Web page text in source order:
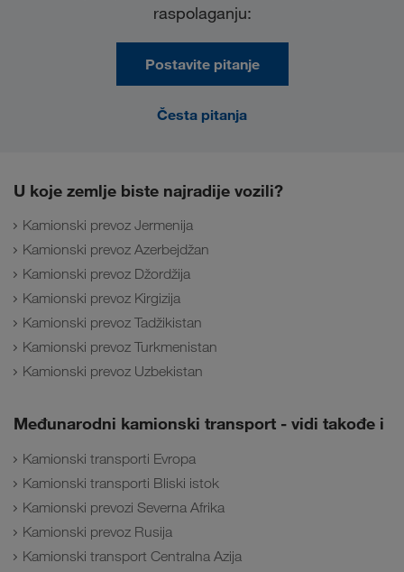
raspolaganju:
Postavite pitanje
Česta pitanja
U koje zemlje biste najradije vozili?
Kamionski prevoz Jermenija
Kamionski prevoz Azerbejdžan
Kamionski prevoz Džordžija
Kamionski prevoz Kirgizija
Kamionski prevoz Tadžikistan
Kamionski prevoz Turkmenistan
Kamionski prevoz Uzbekistan
Međunarodni kamionski transport - vidi takođe i
Kamionski transporti Evropa
Kamionski transporti Bliski istok
Kamionski prevozi Severna Afrika
Kamionski prevoz Rusija
Kamionski transport Centralna Azija